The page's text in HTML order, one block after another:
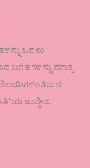
ಓದಲು
ಬರಹಗಳನ್ನು ಮಾತ್ರ
ಉದ್ದೇಶ.